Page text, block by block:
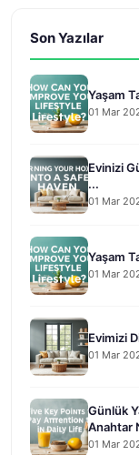
Son Yazılar
Yaşam
01 Mar
Evinizi
...
01 Mar
Yaşam
01 Mar
Evimizi
01 Mar
Günlük
Anahtar
01 Mar